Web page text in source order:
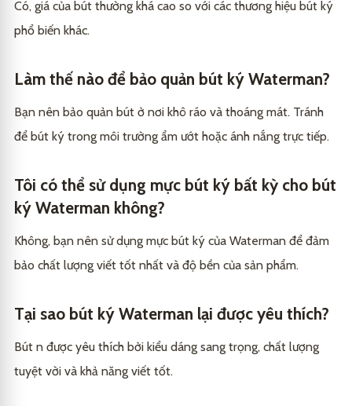
Có, giá của bút thường khá cao so với các thương hiệu bút ký
phổ biến khác.
Làm thế nào để bảo quản bút ký Waterman?
Bạn nên bảo quản bút ở nơi khô ráo và thoáng mát. Tránh
để bút ký trong môi trường ẩm ướt hoặc ánh nắng trực tiếp.
Tôi có thể sử dụng mực bút ký bất kỳ cho bút
ký Waterman không?
Không, bạn nên sử dụng mực bút ký của Waterman để đảm
bảo chất lượng viết tốt nhất và độ bền của sản phẩm.
Tại sao bút ký Waterman lại được yêu thích?
Bút n được yêu thích bởi kiểu dáng sang trọng, chất lượng
tuyệt vời và khả năng viết tốt.